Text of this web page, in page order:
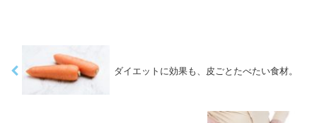
ダイエットに効果も、皮ごとたべたい食材。